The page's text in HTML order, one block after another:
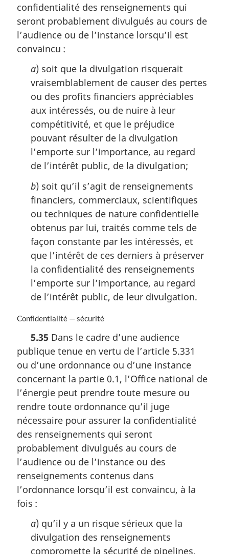
a
l
e
:
confidentialité des renseignements qui
seront probablement divulgués au cours de
l’audience ou de l’instance lorsqu’il est
convaincu :
a) soit que la divulgation risquerait
vraisemblablement de causer des pertes
ou des profits financiers appréciables
aux intéressés, ou de nuire à leur
compétitivité, et que le préjudice
pouvant résulter de la divulgation
l’emporte sur l’importance, au regard
de l’intérêt public, de la divulgation;
b) soit qu’il s’agit de renseignements
financiers, commerciaux, scientifiques
ou techniques de nature confidentielle
obtenus par lui, traités comme tels de
façon constante par les intéressés, et
que l’intérêt de ces derniers à préserver
la confidentialité des renseignements
l’emporte sur l’importance, au regard
de l’intérêt public, de leur divulgation.
N
e
m
r
g
i
a
l
e
:
Confidentialité — sécurité
5.35 Dans le cadre d’une audience
publique tenue en vertu de l’article 5.331
ou d’une ordonnance ou d’une instance
concernant la partie 0.1, l’Office national de
l’énergie peut prendre toute mesure ou
rendre toute ordonnance qu’il juge
nécessaire pour assurer la confidentialité
des renseignements qui seront
probablement divulgués au cours de
l’audience ou de l’instance ou des
renseignements contenus dans
l’ordonnance lorsqu’il est convaincu, à la
fois :
a) qu’il y a un risque sérieux que la
divulgation des renseignements
compromette la sécurité de pipelines,